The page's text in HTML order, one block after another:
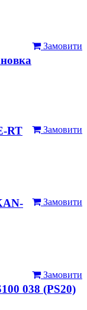
Замовити
Замовити
RT
Замовити
Замовити
038 (PS20)